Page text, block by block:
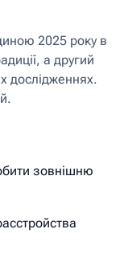
2025 року в
а другий
дослідженнях.
зовнішню